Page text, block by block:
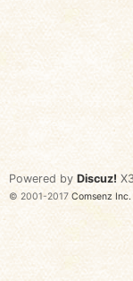
Powered by Discuz!
© 2001-2017 Comsenz Inc.